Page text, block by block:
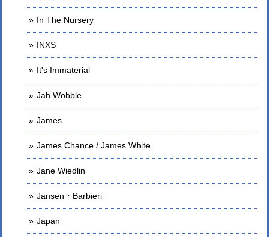
In The Nursery
INXS
It's Immaterial
Jah Wobble
James
James Chance / James White
Jane Wiedlin
Jansen・Barbieri
Japan